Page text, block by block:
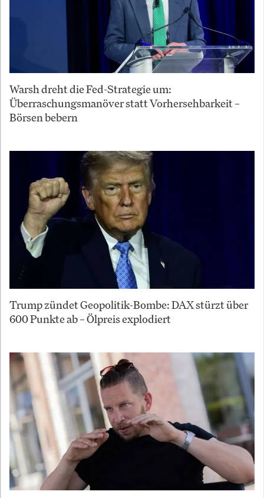
Warsh dreht die Fed-Strategie um:
Überraschungsmanöver statt Vorhersehbarkeit –
Börsen bebern
Trump zündet Geopolitik-Bombe: DAX stürzt über
600 Punkte ab – Ölpreis explodiert